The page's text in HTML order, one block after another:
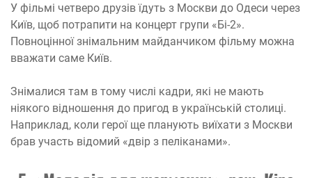
У фільмі четверо друзів їдуть з Москви до Одеси через
Київ, щоб потрапити на концерт групи «Бі-2».
Повноцінної знімальним майданчиком фільму можна
вважати саме Київ.
Знімалися там в тому числі кадри, які не мають
ніякого відношення до пригод в українській столиці.
Наприклад, коли герої ще планують виїхати з Москви
брав участь відомий «двір з пеліканами».